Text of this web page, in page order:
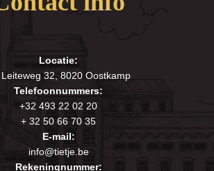
Locatie:
Leiteweg 32, 8020 Oostkamp
Telefoonnummers:
+32 493 22 02 20
+ 32 50 66 70 35
E-mail:
info@tietje.be
Rekeningnummer: